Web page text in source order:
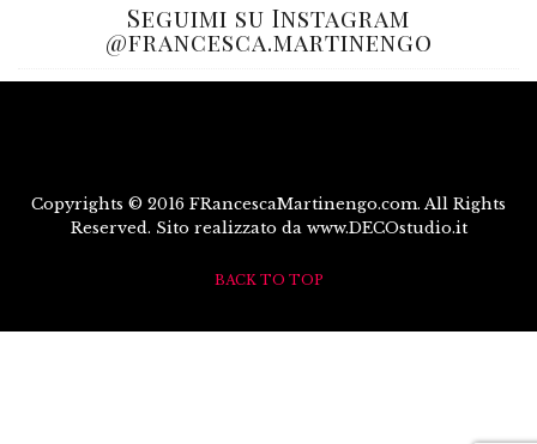
Seguimi su Instagram
@francesca.martinengo
Copyrights © 2016 FRancescaMartinengo.com. All Rights
Reserved. Sito realizzato da www.DECOstudio.it
BACK TO TOP